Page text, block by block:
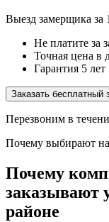
Выезд замерщика за
Не платите за
Точная цена в
Гарантия 5 лет
Заказать бесплатный
Перезвоним в
Почему выбирают
Почему
заказывают
районе